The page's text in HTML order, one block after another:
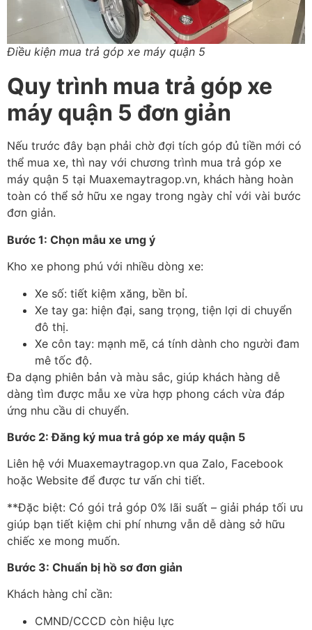
Điều kiện mua trả góp xe máy quận 5
Quy trình mua trả góp xe
máy quận 5 đơn giản
Nếu trước đây bạn phải chờ đợi tích góp đủ tiền mới có
thể mua xe, thì nay với chương trình mua trả góp xe
máy quận 5 tại Muaxemaytragop.vn, khách hàng hoàn
toàn có thể sở hữu xe ngay trong ngày chỉ với vài bước
đơn giản.
Bước 1: Chọn mẫu xe ưng ý
Kho xe phong phú với nhiều dòng xe:
Xe số: tiết kiệm xăng, bền bỉ.
Xe tay ga: hiện đại, sang trọng, tiện lợi di chuyển
đô thị.
Xe côn tay: mạnh mẽ, cá tính dành cho người đam
mê tốc độ.
Đa dạng phiên bản và màu sắc, giúp khách hàng dễ
dàng tìm được mẫu xe vừa hợp phong cách vừa đáp
ứng nhu cầu di chuyển.
Bước 2:Đăng ký mua trả góp xe máy quận 5
Liên hệ với Muaxemaytragop.vn qua Zalo, Facebook
hoặc Website để được tư vấn chi tiết.
**Đặc biệt: Có gói trả góp 0% lãi suất – giải pháp tối ưu
giúp bạn tiết kiệm chi phí nhưng vẫn dễ dàng sở hữu
chiếc xe mong muốn.
Bước 3: Chuẩn bị hồ sơ đơn giản
Khách hàng chỉ cần:
CMND/CCCD còn hiệu lực